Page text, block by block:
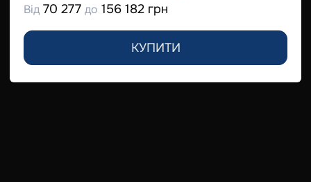
Від 70 277 до 156 182 грн
КУПИТИ